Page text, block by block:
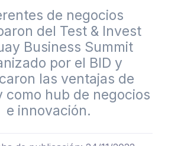
de negocios
del Test & Invest
Business Summit
por el BID y
las ventajas de
como hub de negocios
e innovación.